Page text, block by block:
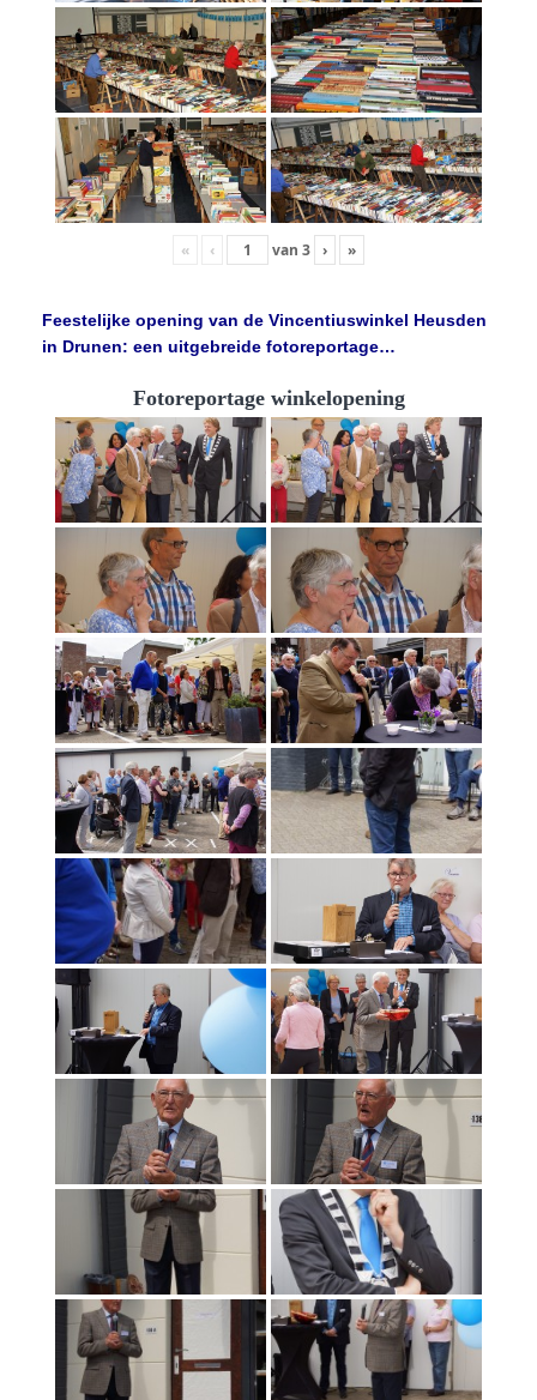
« ‹ van 3 › »
Feestelijke opening van de Vincentiuswinkel Heusden
in Drunen: een uitgebreide fotoreportage…
Fotoreportage winkelopening